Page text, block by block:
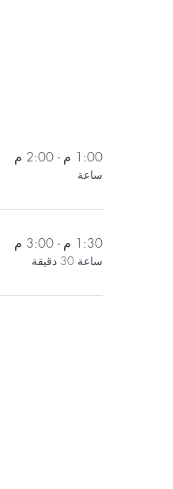
1:00 م - 2:00 م
ساعة
1:30 م - 3:00 م
ساعة 30 دقيقة